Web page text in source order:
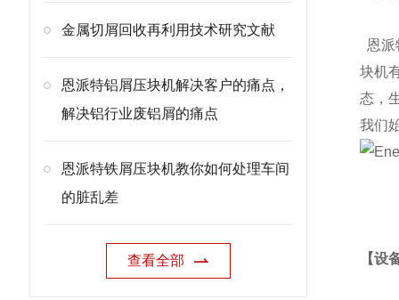
金属切屑回收再利用技术研究文献
恩派特铝屑压块机解决客户的痛点，
解决铝行业废铝屑的痛点
恩派特铁屑压块机教你如何处理车间
的脏乱差
查看全部
恩派
块机
态，
我们
【设